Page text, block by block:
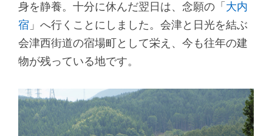
身を静養。十分に休んだ翌日は、念願の「 大内
宿 」へ行くことにしました。会津と日光を結ぶ
会津西街道の宿場町として栄え、今も往年の建
物が残っている地です。